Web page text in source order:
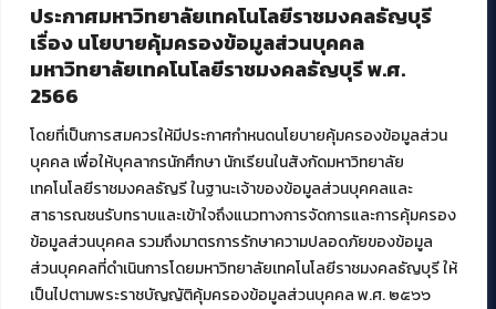
ประกาศมหาวิทยาลัยเทคโนโลยีราชมงคลธัญบุรี
เรื่อง นโยบายคุ้มครองข้อมูลส่วนบุคคล
มหาวิทยาลัยเทคโนโลยีราชมงคลธัญบุรี พ.ศ.
2566
โดยที่เป็นการสมควรให้มีประกาศกำหนดนโยบายคุ้มครองข้อมูลส่วน
บุคคล เพื่อให้บุคลากรนักศึกษา นักเรียนในสังกัดมหาวิทยาลัย
เทคโนโลยีราชมงคลธัญรี ในฐานะเจ้าของข้อมูลส่วนบุคคลและ
สาธารณชนรับทราบและเข้าใจถึงแนวทางการจัดการและการคุ้มครอง
ข้อมูลส่วนบุคคล รวมถึงมาตรการรักษาความปลอดภัยของข้อมูล
ส่วนบุคคลที่ดำเนินการโดยมหาวิทยาลัยเทคโนโลยีราชมงคลธัญบุรี ให้
เป็นไปตามพระราชบัญญัติคุ้มครองข้อมูลส่วนบุคคล พ.ศ. ๒๕๖๖
บริการอื่นๆ ของ สวส.
ศูนย์สื่อดิจิทัล
ศูนย์นวัตกรรมและความรู้
สมัยใหม่ (MoSeC)
งานบริการวิชาการให้กับหน่วยงานภายนอก
โครงการส่งเสริมและพัฒนาผู้ประกอบการ SME โดย. มทร.ธัญบุรี
กิจกรรมการเชื่อมโยงเครือข่ายผู้ให้บริการเครื่องจักรกลทางการ